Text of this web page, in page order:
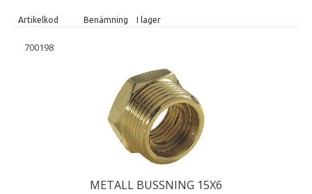
Artikelkod Benämning I lager
700198
METALL BUSSNING 15X6